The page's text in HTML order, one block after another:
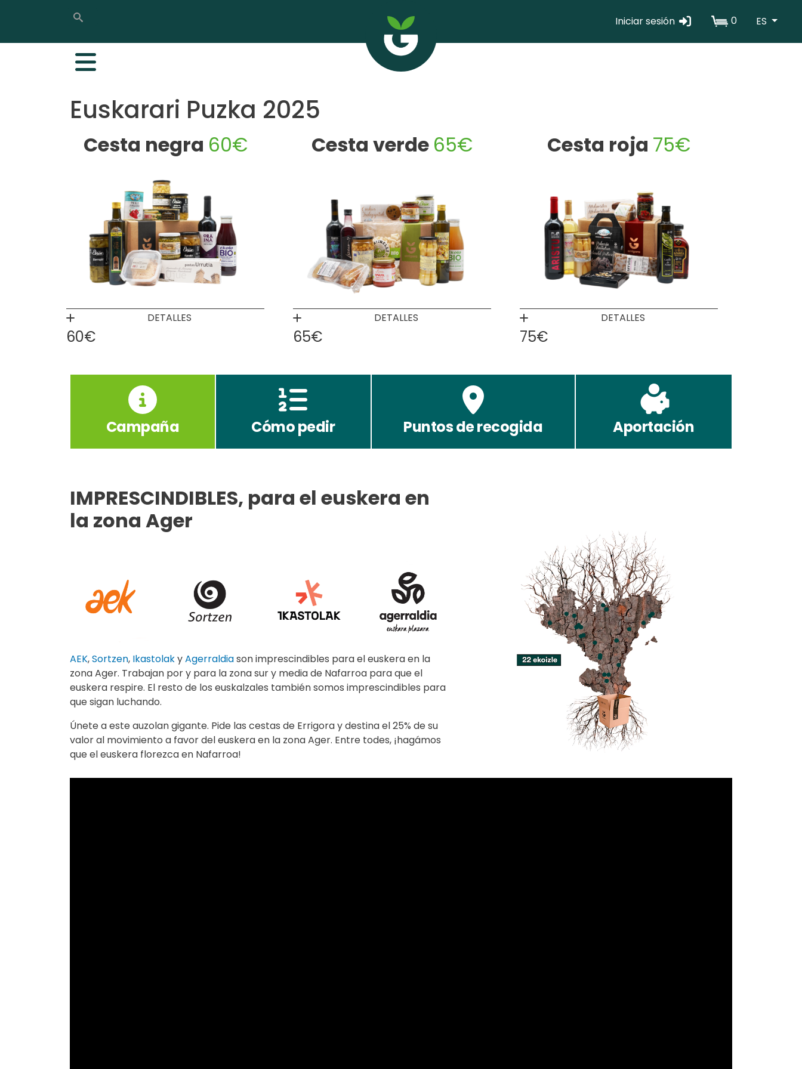
Buscar
Buscar
Erabiltzaile
Iniciar sesión 0 ES
Euskarari Puzka 2025
Cesta negra 60€
DETALLES
60€
Cesta verde 65€
DETALLES
65€
Cesta roja 75€
DETALLES
75€
Campaña Cómo pedir Puntos de recogida Aportación
IMPRESCINDIBLES, para el euskera en
la zona Ager
AEK,Sortzen, IkastolakyAgerraldiason imprescindibles para el euskera en la
zona Ager. Trabajan por y para la zona sur y media de Nafarroa para que el
euskera respire. El resto de los euskalzales también somos imprescindibles para
que sigan luchando.
Únete a este auzolan gigante. Pide las cestas de Errigora y destina el 25% de su
valor al movimiento a favor del euskera en la zona Ager. Entre todes, ¡hagámos
que el euskera florezca en Nafarroa!